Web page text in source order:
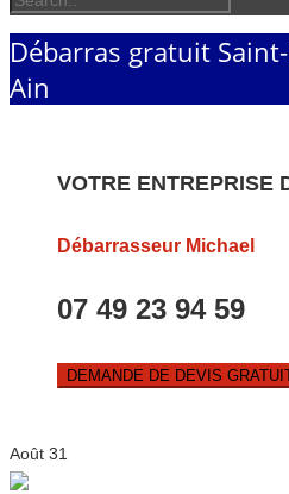
Débarras gratuit
Ain
VOTRE ENTREPRISE
Débarrasseur Michael
07 49 23 94 59
DEMANDE DE DEVIS
Août 31